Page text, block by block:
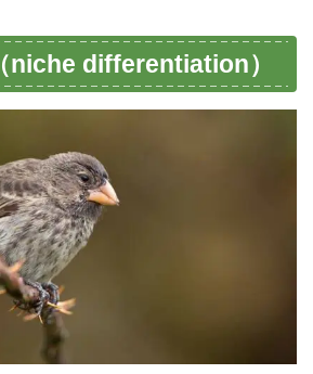
niche differentiation）